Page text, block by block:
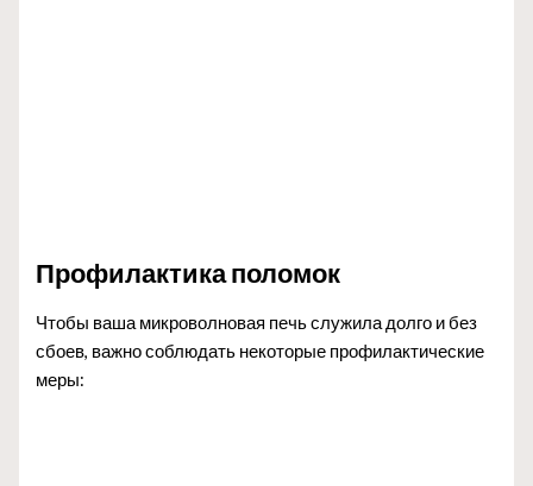
Профилактика поломок
Чтобы ваша микроволновая печь служила долго и без
сбоев, важно соблюдать некоторые профилактические
меры: